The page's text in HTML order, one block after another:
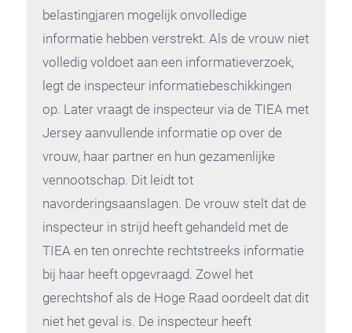
belastingjaren mogelijk onvolledige
informatie hebben verstrekt. Als de vrouw niet
volledig voldoet aan een informatieverzoek,
legt de inspecteur informatiebeschikkingen
op. Later vraagt de inspecteur via de TIEA met
Jersey aanvullende informatie op over de
vrouw, haar partner en hun gezamenlijke
vennootschap. Dit leidt tot
navorderingsaanslagen. De vrouw stelt dat de
inspecteur in strijd heeft gehandeld met de
TIEA en ten onrechte rechtstreeks informatie
bij haar heeft opgevraagd. Zowel het
gerechtshof als de Hoge Raad oordeelt dat dit
niet het geval is. De inspecteur heeft